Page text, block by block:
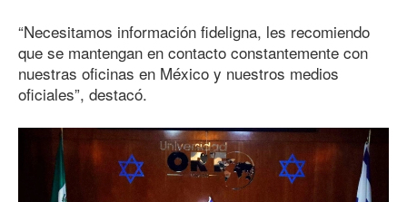
“Necesitamos información fideligna, les recomiendo
que se mantengan en contacto constantemente con
nuestras oficinas en México y nuestros medios
oficiales”, destacó.